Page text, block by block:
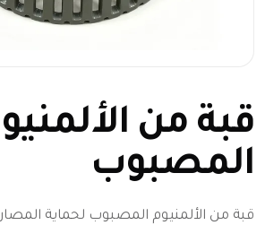
قبة من
المصبوب
قبة من الألمنيوم المصبوب لحماية